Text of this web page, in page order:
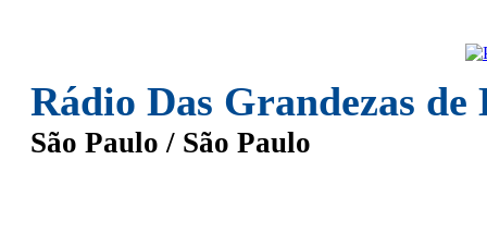
Rádio Das Grandezas de
São Paulo / São Paulo